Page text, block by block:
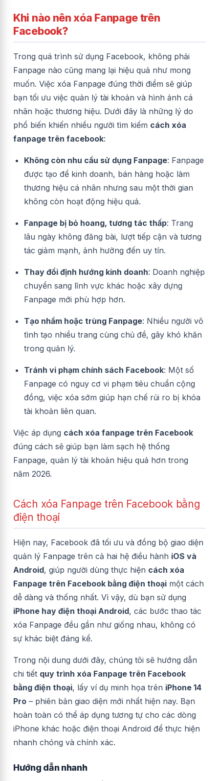
Khi nào nên xóa Fanpage trên
Facebook?
Trong quá trình sử dụng Facebook, không phải
Fanpage nào cũng mang lại hiệu quả như mong
muốn. Việc xóa Fanpage đúng thời điểm sẽ giúp
bạn tối ưu việc quản lý tài khoản và hình ảnh cá
nhân hoặc thương hiệu. Dưới đây là những lý do
phổ biến khiến nhiều người tìm kiếm cách xóa
fanpage trên facebook:
Không còn nhu cầu sử dụng Fanpage: Fanpage
được tạo để kinh doanh, bán hàng hoặc làm
thương hiệu cá nhân nhưng sau một thời gian
không còn hoạt động hiệu quả.
Fanpage bị bỏ hoang, tương tác thấp: Trang
lâu ngày không đăng bài, lượt tiếp cận và tương
tác giảm mạnh, ảnh hưởng đến uy tín.
Thay đổi định hướng kinh doanh: Doanh nghiệp
chuyển sang lĩnh vực khác hoặc xây dựng
Fanpage mới phù hợp hơn.
Tạo nhầm hoặc trùng Fanpage: Nhiều người vô
tình tạo nhiều trang cùng chủ đề, gây khó khăn
trong quản lý.
Tránh vi phạm chính sách Facebook: Một số
Fanpage có nguy cơ vi phạm tiêu chuẩn cộng
đồng, việc xóa sớm giúp hạn chế rủi ro bị khóa
tài khoản liên quan.
Việc áp dụng cách xóa fanpage trên Facebook
đúng cách sẽ giúp bạn làm sạch hệ thống
Fanpage, quản lý tài khoản hiệu quả hơn trong
năm 2026.
Cách xóa Fanpage trên Facebook bằng
điện thoại
Hiện nay, Facebook đã tối ưu và đồng bộ giao diện
quản lý Fanpage trên cả hai hệ điều hành iOS và
Android, giúp người dùng thực hiện cách xóa
Fanpage trên Facebook bằng điện thoại một cách
dễ dàng và thống nhất. Vì vậy, dù bạn sử dụng
iPhone hay điện thoại Android, các bước thao tác
xóa Fanpage đều gần như giống nhau, không có
sự khác biệt đáng kể.
Trong nội dung dưới đây, chúng tôi sẽ hướng dẫn
chi tiết quy trình xóa Fanpage trên Facebook
bằng điện thoại, lấy ví dụ minh họa trên iPhone 14
Pro – phiên bản giao diện mới nhất hiện nay. Bạn
hoàn toàn có thể áp dụng tương tự cho các dòng
iPhone khác hoặc điện thoại Android để thực hiện
nhanh chóng và chính xác.
Hướng dẫn nhanh